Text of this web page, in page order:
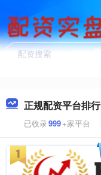
正规配资平台排行
已收录999+家平台